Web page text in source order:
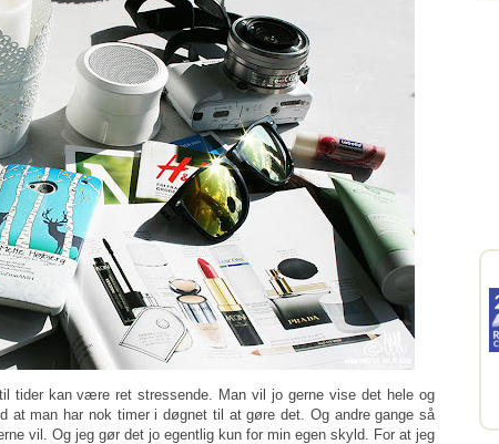
tider kan være ret stressende. Man vil jo gerne vise det hele og
man har nok timer i døgnet til at gøre det. Og andre gange så
vil. Og jeg gør det jo egentlig kun for min egen skyld. For at jeg